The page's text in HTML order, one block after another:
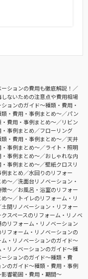
ションの費用も徹底解説！
ないための注意点や費用相場
ョンのガイド〜種類・費用・
・費用・事例まとめ〜
パン
費用・事例まとめ〜
リビン
事例まとめ
フローリング
類・費用・事例まとめ〜
天井
事例まとめ〜
ライト・照明
事例まとめ〜
おしゃれな内
事例まとめ〜
壁紙クロスリ
まとめ
水回りのリフォー
め〜
洗面台リノベーション・
徴〜
お風呂・浴室のリフォー
め〜
トイレのリフォーム・リ
土間リノベーション・リフォー
スペースのリフォーム・リノベ
のリフォーム・リノベーション
フォーム・リノベーションの
・リノベーションのガイド〜
リノベーションのガイド〜種
ションのガイド〜種類・費
のガイド〜種類・費用・事例
響範囲・費用・期間～